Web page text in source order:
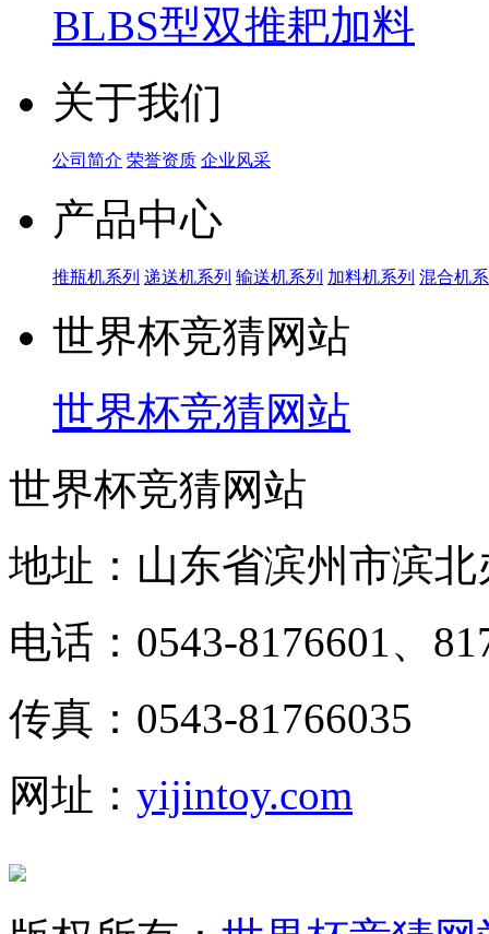
BLBS型双推耙加料
关于我们
公司简介 荣誉资质 企业风采
产品中心
推瓶机系列 递送机系列 输送机系列 加料机系列 混合机
世界杯竞猜网站
世界杯竞猜网站
世界杯竞猜网站
地址：山东省滨州市滨
电话：0543-8176601、
传真：0543-81766035
网址： yijintoy.com